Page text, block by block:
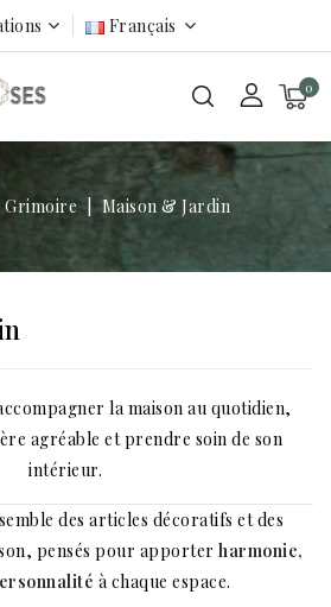
Français
0
Grimoire Maison & Jardin
la maison au quotidien,
agréable et prendre soin de son
intérieur.
des articles décoratifs et des
pensés pour apporterharmonie,
à chaque espace.